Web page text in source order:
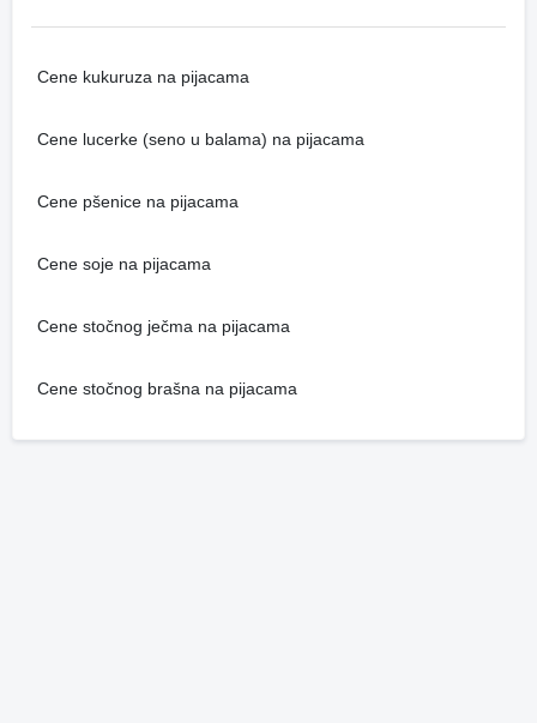
Cene kukuruza na pijacama
Cene lucerke (seno u balama) na pijacama
Cene pšenice na pijacama
Cene soje na pijacama
Cene stočnog ječma na pijacama
Cene stočnog brašna na pijacama